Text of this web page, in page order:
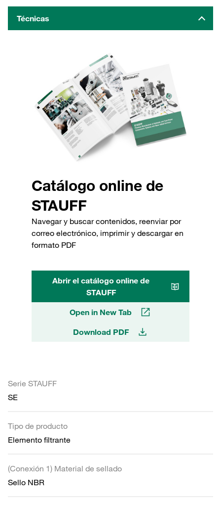
Técnicas
Catálogo online de
STAUFF
Navegar y buscar contenidos, reenviar por
correo electrónico, imprimir y descargar en
formato PDF
Abrir el catálogo online de
STAUFF
Open in New Tab
Download PDF
Serie STAUFF
SE
Tipo de producto
Elemento filtrante
(Conexión 1) Material de sellado
Sello NBR